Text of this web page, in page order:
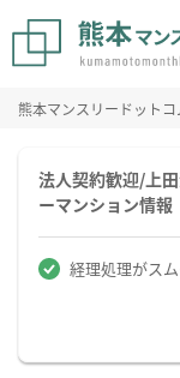
熊本マンスリードットコ
法人契約歓迎/上
ーマンション情報
経理処理がス